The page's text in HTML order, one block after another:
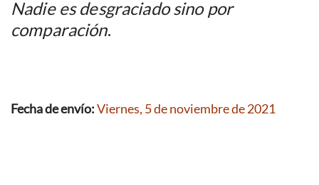
Nadie es desgraciado sino por
comparación.
Fecha de envío:Viernes, 5 de noviembre de 2021